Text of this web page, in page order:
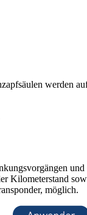
werden
Kilometerstand
möglich.